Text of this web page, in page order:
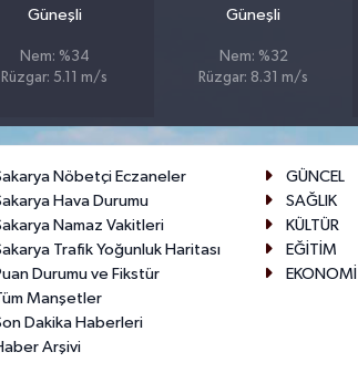
Güneşli
Nem: %34
Rüzgar: 5.11 m/s
Güneşli
Nem: %32
Rüzgar: 8.31 m/s
Nöbetçi Eczaneler
Hava Durumu
Namaz Vakitleri
Trafik Yoğunluk Haritası
Durumu ve Fikstür
Manşetler
Dakika Haberleri
Arşivi
GÜNCEL
SAĞLIK
KÜLTÜR
EĞİTİM
EKONOMİ